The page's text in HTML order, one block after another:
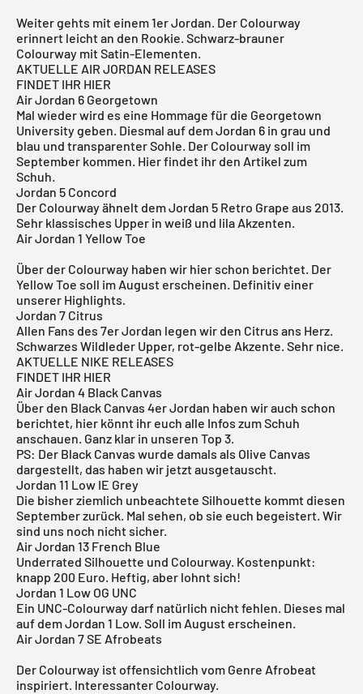
Weiter gehts mit einem 1er Jordan. Der Colourway
erinnert leicht an den Rookie. Schwarz-brauner
Colourway mit Satin-Elementen.
AKTUELLE AIR JORDAN RELEASES
FINDET IHR HIER
Air Jordan 6 Georgetown
Mal wieder wird es eine Hommage für die Georgetown
University geben. Diesmal auf dem Jordan 6 in grau und
blau und transparenter Sohle. Der Colourway soll im
September kommen. Hierfindet ihr den Artikel zum
Schuh.
Jordan 5 Concord
Der Colourway ähnelt dem Jordan 5 Retro Grape aus 2013.
Sehr klassisches Upper in weiß und lila Akzenten.
Air Jordan 1 Yellow Toe
Über der Colourway haben wir hierschon berichtet. Der
Yellow Toe soll im August erscheinen. Definitiv einer
unserer Highlights.
Jordan 7 Citrus
Allen Fans des 7er Jordan legen wir den Citrus ans Herz.
Schwarzes Wildleder Upper, rot-gelbe Akzente. Sehr nice.
AKTUELLE NIKE RELEASES
FINDET IHR HIER
Air Jordan 4 Black Canvas
Über den Black Canvas 4er Jordan haben wir auch schon
berichtet, hier könnt ihr euch alle Infos zum Schuh
anschauen. Ganz klar in unseren Top 3.
PS: Der Black Canvas wurde damals als Olive Canvas
dargestellt, das haben wir jetzt ausgetauscht.
Jordan 11 Low IE Grey
Die bisher ziemlich unbeachtete Silhouette kommt diesen
September zurück. Mal sehen, ob sie euch begeistert. Wir
sind uns noch nicht sicher.
Air Jordan 13 French Blue
Underrated Silhouette und Colourway. Kostenpunkt:
knapp 200 Euro. Heftig, aber lohnt sich!
Jordan 1 Low OG UNC
Ein UNC-Colourway darf natürlich nicht fehlen. Dieses mal
auf dem Jordan 1 Low. Soll im August erscheinen.
Air Jordan 7 SE Afrobeats
Der Colourway ist offensichtlich vom Genre Afrobeat
inspiriert. Interessanter Colourway.